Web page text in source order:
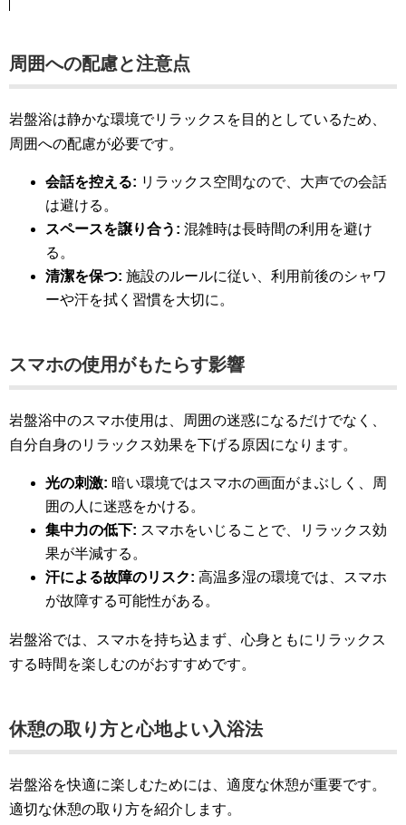
周囲への配慮と注意点
岩盤浴は静かな環境でリラックスを目的としているため、
周囲への配慮が必要です。
会話を控える: リラックス空間なので、大声での会話
は避ける。
スペースを譲り合う: 混雑時は長時間の利用を避け
る。
清潔を保つ: 施設のルールに従い、利用前後のシャワ
ーや汗を拭く習慣を大切に。
スマホの使用がもたらす影響
岩盤浴中のスマホ使用は、周囲の迷惑になるだけでなく、
自分自身のリラックス効果を下げる原因になります。
光の刺激: 暗い環境ではスマホの画面がまぶしく、周
囲の人に迷惑をかける。
集中力の低下: スマホをいじることで、リラックス効
果が半減する。
汗による故障のリスク: 高温多湿の環境では、スマホ
が故障する可能性がある。
岩盤浴では、スマホを持ち込まず、心身ともにリラックス
する時間を楽しむのがおすすめです。
休憩の取り方と心地よい入浴法
岩盤浴を快適に楽しむためには、適度な休憩が重要です。
適切な休憩の取り方を紹介します。